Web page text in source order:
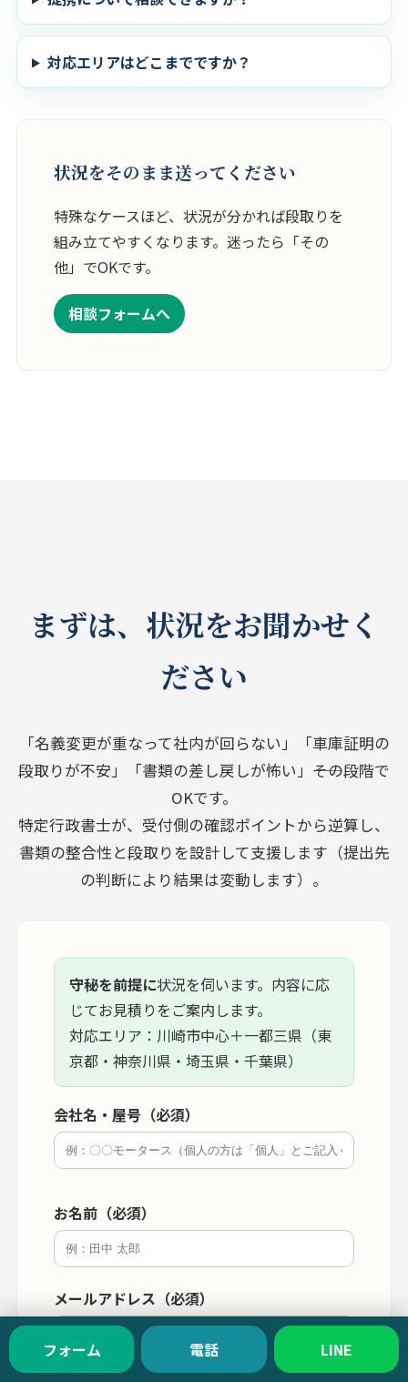
対応エリアはどこまでですか？
状況をそのまま送ってください
特殊なケースほど、状況が分かれば段取りを
組み立てやすくなります。迷ったら「その
他」でOKです。
相談フォームへ
まずは、状況をお聞かせく
ださい
「名義変更が重なって社内が回らない」「車庫証明の
段取りが不安」「書類の差し戻しが怖い」――その段階で
OKです。
特定行政書士が、受付側の確認ポイントから逆算し、
書類の整合性と段取りを設計して支援します（提出先
の判断により結果は変動します）。
守秘を前提に状況を伺います。内容に応
じてお見積りをご案内します。
対応エリア：川崎市中心＋一都三県（東
京都・神奈川県・埼玉県・千葉県）
会社名・屋号（必須）
お名前（必須）
メールアドレス（必須）
フォーム 電話 LINE